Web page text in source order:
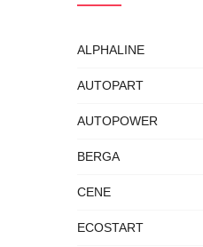
ALPHALINE
AUTOPART
AUTOPOWER
BERGA
CENE
ECOSTART